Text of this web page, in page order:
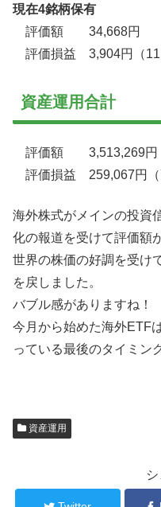
現在4銘柄保有
評価額 34,668円
評価損益 3,904円（
資産運用合計
評価額 3,513,269円
評価損益 259,067円（
海外株式がメインの投資
化の報道を受けて評価額
世界の株価の好調を受け
を戻しました。
バブル感がありますね！
今月から始めた海外ETF
っている最後のタイミン
資産運用